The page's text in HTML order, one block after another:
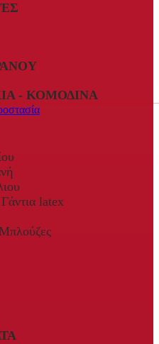
- ΚΟΜΟΔΊΝΑ
latex